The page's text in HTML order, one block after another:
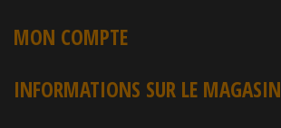
MON COMPTE
INFORMATIONS SUR LE MAGASIN